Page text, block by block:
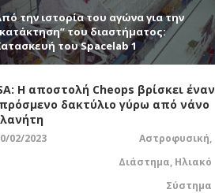
την ιστορία του αγώνα για την
του διαστήματος:
του Spacelab 1
Η αποστολή Cheops βρίσκει έναν
δακτύλιο γύρω από νάνο
02/2023 Αστροφυσική,
Διάστημα, Ηλιακό
Σύστημα